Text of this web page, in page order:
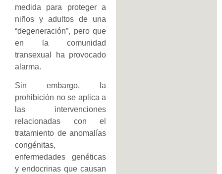
medida para proteger a
niños y adultos de una
“degeneración”, pero que
en la comunidad
transexual ha provocado
alarma.
Sin embargo, la
prohibición no se aplica a
las intervenciones
relacionadas con el
tratamiento de anomalías
congénitas,
enfermedades genéticas
y endocrinas que causan